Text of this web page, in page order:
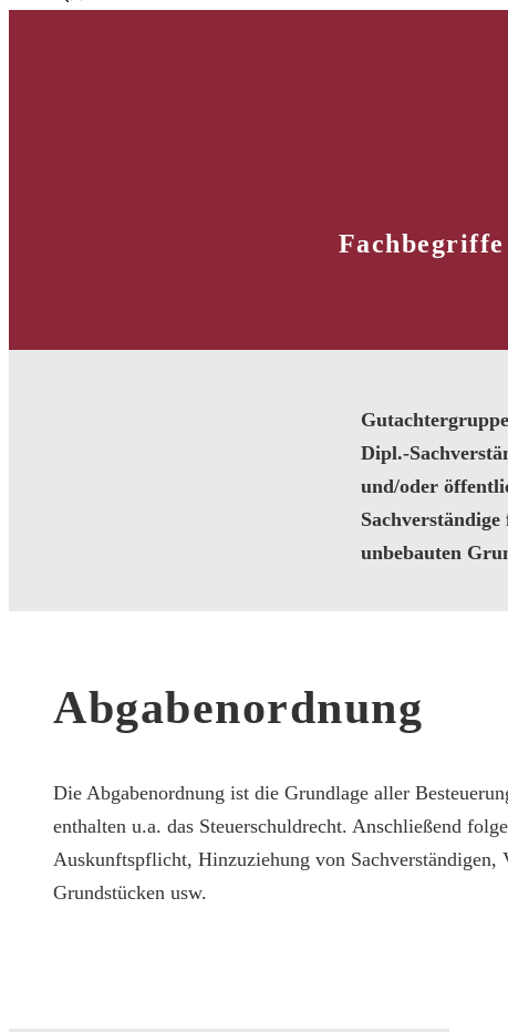
Dipl.-
und/oder
unbebauten
Abgabenordnung
Die Abgabenordnung ist die Grundlage aller
enthalten u.a. das Steuerschuldrecht. Anschließend
Auskunftspflicht, Hinzuziehung von
Grundstücken usw.